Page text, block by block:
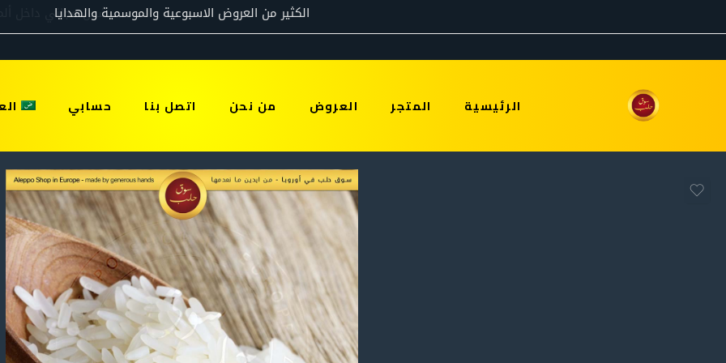
الرئيسية المتجر العروض من نحن اتصل بنا حسابي